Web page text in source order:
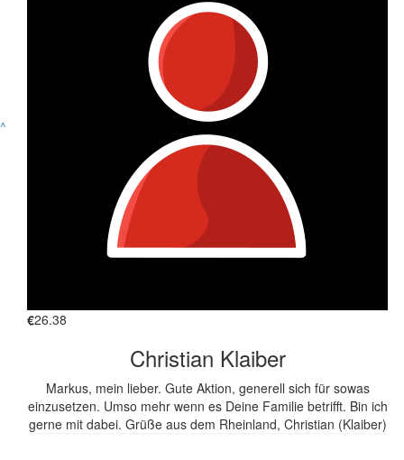
Anonymous
Jürgen Ober
Sassy
€26.38
Christian Klaiber
Markus, mein lieber. Gute Aktion, generell sich für sowas
einzusetzen. Umso mehr wenn es Deine Familie betrifft. Bin ich
gerne mit dabei. Grüße aus dem Rheinland, Christian (Klaiber)
^
FINDE UNS AUF